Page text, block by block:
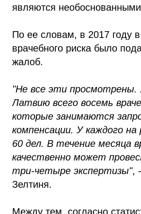
являются
По ее словам, в 2017 году
врачебного риска было
жалоб.
"Не все эти просмотрены.
Латвию всего восемь
которые занимаются
компенсации. У каждого на
60 дел. В течение месяца
качественно может
три-четыре экспертизы",
Зелтиня.
Между тем, согласно